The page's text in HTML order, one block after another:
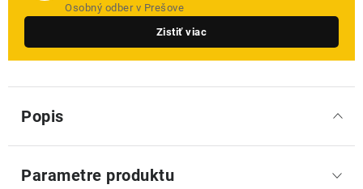
Osobný odber v Prešove
Zistiť viac
Popis
Parametre produktu